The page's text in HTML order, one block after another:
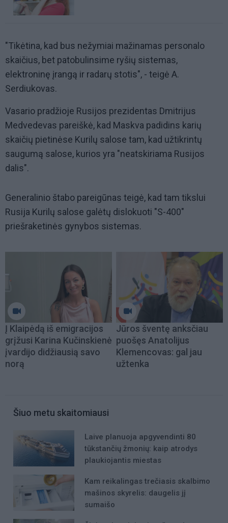
"Tikėtina, kad bus nežymiai mažinamas personalo
skaičius, bet patobulinsime ryšių sistemas,
elektroninę įrangą ir radarų stotis", - teigė A.
Serdiukovas.
Vasario pradžioje Rusijos prezidentas Dmitrijus
Medvedevas pareiškė, kad Maskva padidins karių
skaičių pietinėse Kurilų salose tam, kad užtikrintų
saugumą salose, kurios yra "neatskiriama Rusijos
dalis".
Generalinio štabo pareigūnas teigė, kad tam tikslui
Rusija Kurilų salose galėtų dislokuoti "S-400"
priešraketinės gynybos sistemas.
Į Klaipėdą iš emigracijos
grįžusi Karina Kučinskienė
įvardijo didžiausią savo
norą
Jūros šventę anksčiau
puošęs Anatolijus
Klemencovas: gal jau
užtenka
Šiuo metu skaitomiausi
Laive planuoja apgyvendinti 80
tūkstančių žmonių: kaip atrodys
plaukiojantis miestas
Kam reikalingas trečiasis skalbimo
mašinos skyrelis: daugelis jį
sumaišo